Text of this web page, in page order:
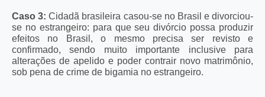
Caso 3:Cidadã brasileira casou-se no Brasil e divorciou-
se no estrangeiro: para que seu divórcio possa produzir
efeitos no Brasil, o mesmo precisa ser revisto e
confirmado, sendo muito importante inclusive para
alterações de apelido e poder contrair novo matrimônio,
sob pena de crime de bigamia no estrangeiro.